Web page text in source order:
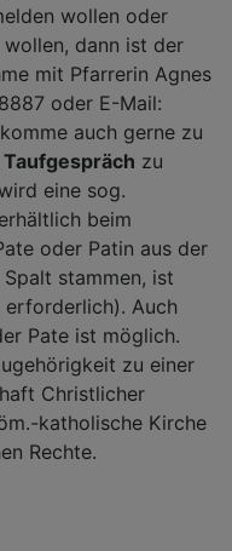
wollen oder
dann ist der
mit Pfarrerin Agnes
oder E-Mail:
auch gerne zu
Taufgespräch zu
eine sog.
beim
oder Patin aus der
stammen, ist
erforderlich). Auch
Pate ist möglich.
zu einer
Christlicher
katholische Kirche
Rechte.